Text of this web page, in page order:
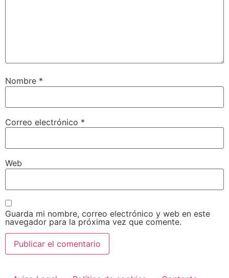
Nombre *
Correo electrónico *
Web
Guarda mi nombre, correo electrónico y web en este
navegador para la próxima vez que comente.